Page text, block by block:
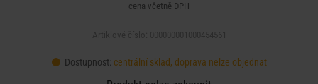
cena včetně DPH
Dostupnost: centrální sklad, doprava nelze objednat